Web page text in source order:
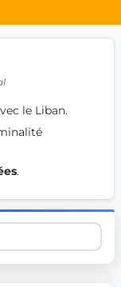
design,
accountability
le Liban.
.